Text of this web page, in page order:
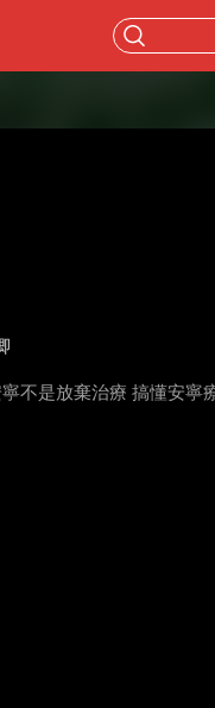
不是放棄治療 搞懂安寧